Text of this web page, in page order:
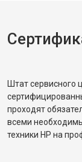
Штат сервисного
проходят
всеми
техники HP на